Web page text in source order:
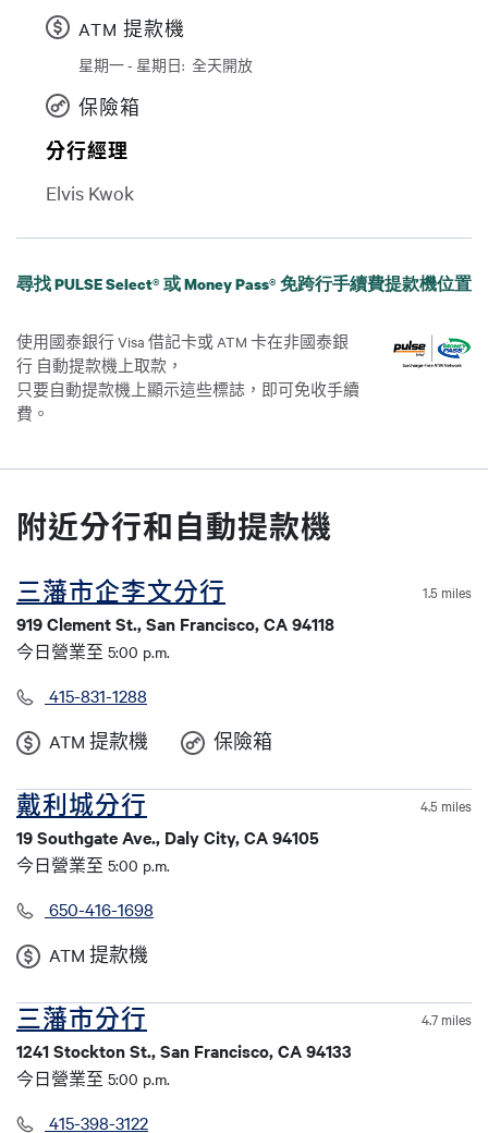
ATM 提款機
日
Time slot
星期一 - 星期日: 全天開放
保險箱
分行經理
Elvis Kwok
尋找 PULSE Select® 或 Money Pass® 免跨行手續費提款機位置
使用國泰銀行 Visa 借記卡或 ATM 卡在非國泰銀
行 自動提款機上取款，
只要自動提款機上顯示這些標誌，即可免收手續
費。
附近分行和自動提款機
三藩市企李文分行 1.5 miles
919 Clement St., San Francisco, CA 94118
今日營業至 5:00 p.m.
415-831-1288
ATM 提款機
保險箱
戴利城分行 4.5 miles
19 Southgate Ave., Daly City, CA 94105
今日營業至 5:00 p.m.
650-416-1698
ATM 提款機
三藩市分行 4.7 miles
1241 Stockton St., San Francisco, CA 94133
今日營業至 5:00 p.m.
415-398-3122